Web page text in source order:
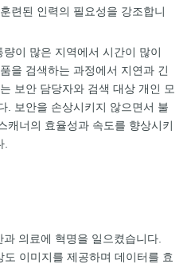
련된 인력의 필요성을 강조합니
이 많은 지역에서 시간이 많이
을 검색하는 과정에서 지연과 긴
보안 담당자와 검색 대상 개인 모
. 보안을 손상시키지 않으면서 불
캐너의 효율성과 속도를 향상시키
의료에 혁명을 일으켰습니다.
이미지를 제공하며 데이터를 효